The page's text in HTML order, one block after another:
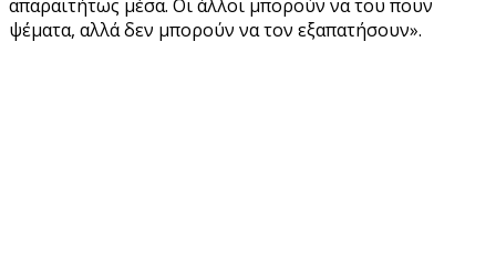
απαραιτήτως μέσα. Οι άλλοι μπορούν να του πουν
ψέματα, αλλά δεν μπορούν να τον εξαπατήσουν».